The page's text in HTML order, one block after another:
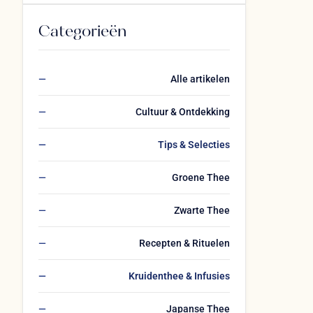
Categorieën
Alle artikelen
Cultuur & Ontdekking
Tips & Selecties
Groene Thee
Zwarte Thee
Recepten & Rituelen
Kruidenthee & Infusies
Japanse Thee